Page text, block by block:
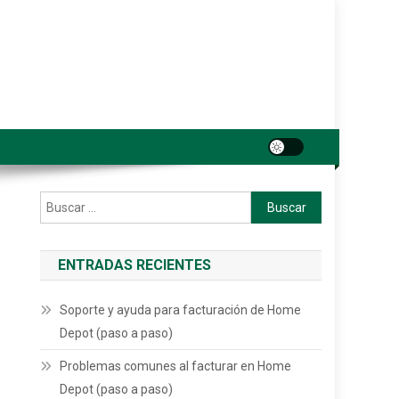
Buscar:
ENTRADAS RECIENTES
Soporte y ayuda para facturación de Home
Depot (paso a paso)
Problemas comunes al facturar en Home
Depot (paso a paso)